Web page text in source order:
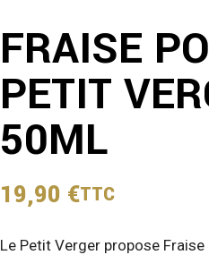
FRAISE
PETIT
50ML
19,90 €TTC
Le Petit Verger propose